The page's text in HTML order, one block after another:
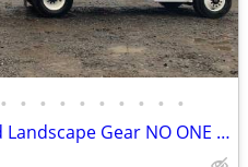
• • • • • • • • • •
We Rent the Good Tree and Landscape Gear NO ONE Else Does